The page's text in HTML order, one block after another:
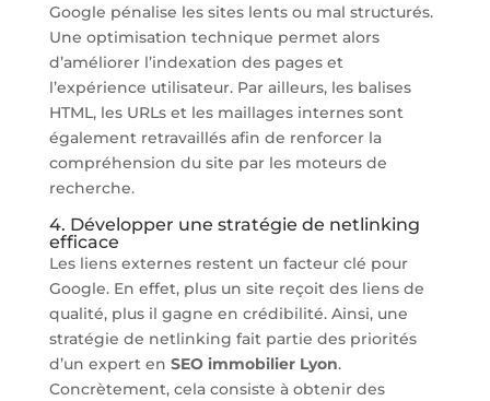
Google pénalise les sites lents ou mal structurés.
Une optimisation technique permet alors
d’améliorer l’indexation des pages et
l’expérience utilisateur. Par ailleurs, les balises
HTML, les URLs et les maillages internes sont
également retravaillés afin de renforcer la
compréhension du site par les moteurs de
recherche.
4. Développer une stratégie de netlinking
efficace
Les liens externes restent un facteur clé pour
Google. En effet, plus un site reçoit des liens de
qualité, plus il gagne en crédibilité. Ainsi, une
stratégie de netlinking fait partie des priorités
d’un expert en SEO immobilier Lyon.
Concrètement, cela consiste à obtenir des